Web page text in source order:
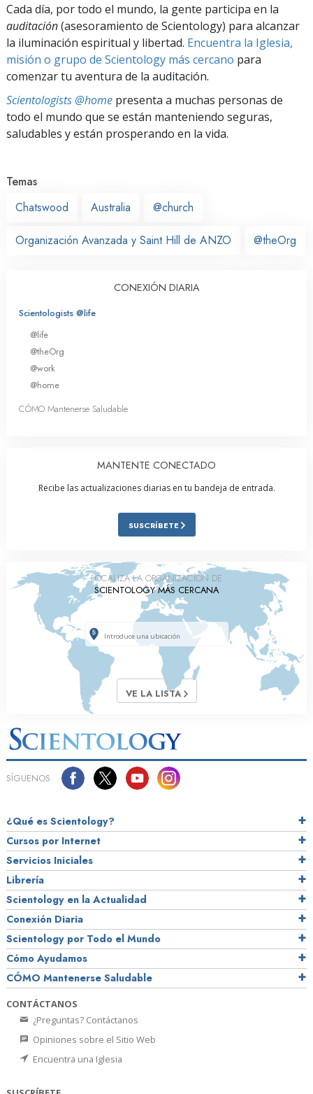
Cada día, por todo el mundo, la gente participa en la
auditación(asesoramiento de Scientology) para alcanzar
la iluminación espiritual y libertad. Encuentra la Iglesia,
misión o grupo de Scientology más cercano para
comenzar tu aventura de la auditación.
Scientologists @home presenta a muchas personas de
todo el mundo que se están manteniendo seguras,
saludables y están prosperando en la vida.
Temas
Chatswood
Australia @church
Organización Avanzada y Saint Hill de ANZO @theOrg
CONEXIÓN DIARIA
Scientologists @life
@life
@theOrg
@work
@home
CÓMO Mantenerse Saludable
MANTENTE CONECTADO
Recibe las actualizaciones diarias en tu bandeja de entrada.
SUSCRÍBETE
LOCALIZA LA ORGANIZACIÓN DE
SCIENTOLOGY MÁS CERCANA
VE LA LISTA
SÍGUENOS
¿Qué es Scientology?
Cursos por Internet
Servicios Iniciales
Librería
Scientology en la Actualidad
Conexión Diaria
Scientology por Todo el Mundo
Cómo Ayudamos
CÓMO Mantenerse Saludable
CONTÁCTANOS
¿Preguntas? Contáctanos
Opiniones sobre el Sitio Web
Encuentra una Iglesia